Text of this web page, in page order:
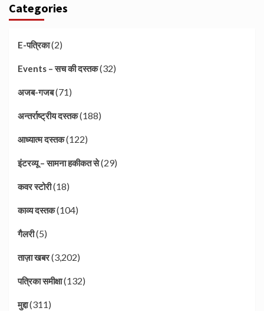
Categories
E-पत्रिका(2)
Events – सच की दस्तक(32)
अजब-गजब(71)
अन्तर्राष्ट्रीय दस्तक(188)
आध्यात्म दस्तक(122)
इंटरव्यू – सामना हकीकत से(29)
कवर स्टोरी(18)
काव्य दस्तक(104)
गैलरी(5)
ताज़ा खबर(3,202)
पत्रिका समीक्षा(132)
मुद्दा(311)